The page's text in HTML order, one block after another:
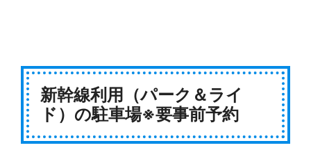
新幹線利用（パーク＆ライ
ド）の駐車場※要事前予約